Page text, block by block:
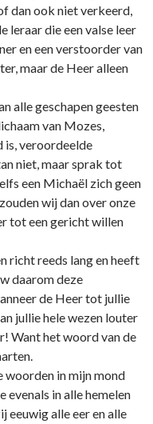
dan ook niet verkeerd,
leraar die een valse leer
en een verstoorder van
maar de Heer alleen
alle geschapen geesten
van Mozes,
is, veroordeelde
niet, maar sprak tot
een Michaël zich geen
wij dan over onze
tot een gericht willen
richt reeds lang en heeft
daarom deze
de Heer tot jullie
jullie hele wezen louter
Want het woord van de
woorden in mijn mond
in alle hemelen
eeuwig alle eer en alle